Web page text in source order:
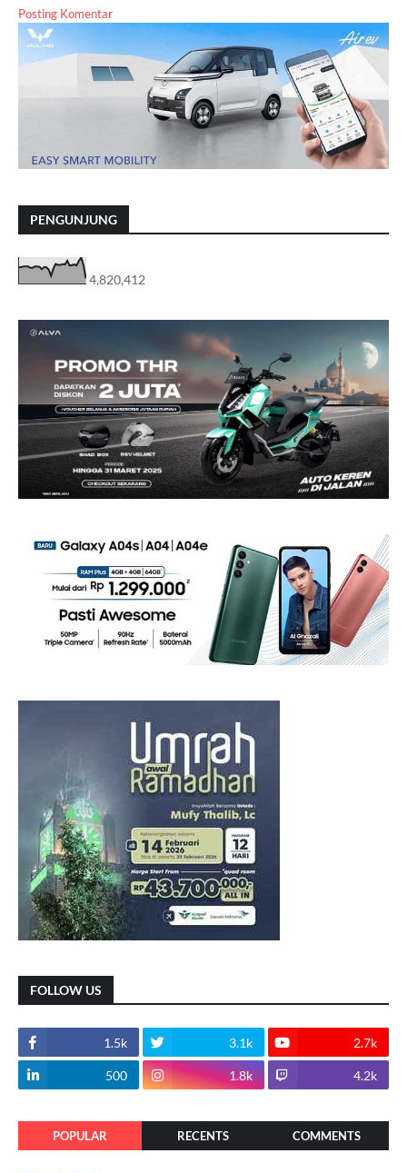
Posting Komentar
PENGUNJUNG
4,820,412
FOLLOW US
1.5k 3.1k 2.7k
500 1.8k 4.2k
POPULAR RECENTS COMMENTS